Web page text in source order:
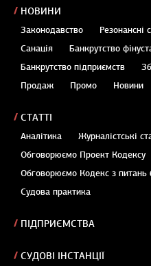
НОВИНИ
Законодавство Резонансні
Санація
Банкрутство
Банкрутство підприємств
Продаж
Промо Новини
СТАТТІ
Аналітика Журналістські
Обговорюємо Проект Кодексу
Обговорюємо Кодекс з питань
Судова практика
ПІДПРИЄМСТВА
СУДОВІ ІНСТАНЦІЇ